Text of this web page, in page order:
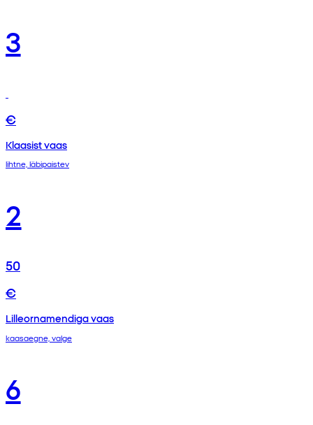
3
€
Klaasist vaas
lihtne, läbipaistev
2
50
€
Lilleornamendiga vaas
kaasaegne, valge
6